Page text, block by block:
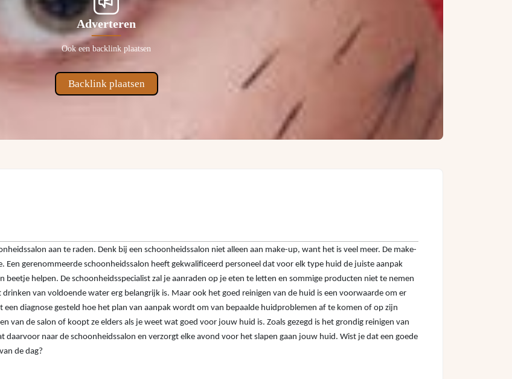
Adverteren
Ook een backlink plaatsen
Backlink plaatsen
aan te raden. Denk bij een schoonheidssalon niet alleen aan make-up, want het is veel meer. De make-
Een gerenommeerde schoonheidssalon heeft gekwalificeerd personeel dat voor elk type huid de juiste aanpak
beetje helpen. De schoonheidsspecialist zal je aanraden op je eten te letten en sommige producten niet te nemen
van voldoende water erg belangrijk is. Maar ook het goed reinigen van de huid is een voorwaarde om er
diagnose gesteld hoe het plan van aanpak wordt om van bepaalde huidproblemen af te komen of op zijn
van de salon of koopt ze elders als je weet wat goed voor jouw huid is. Zoals gezegd is het grondig reinigen van
daarvoor naar de schoonheidssalon en verzorgt elke avond voor het slapen gaan jouw huid. Wist je dat een goede
de dag?